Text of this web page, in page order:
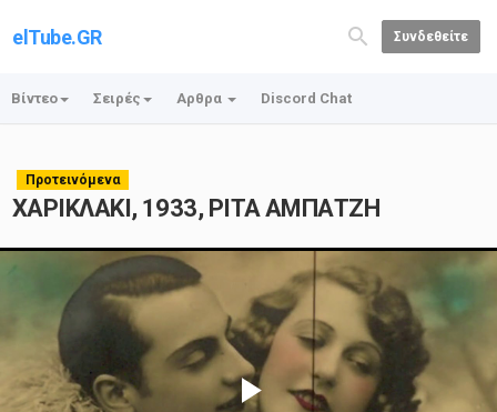
elTube.GR Συνδεθείτε
Βίντεο Σειρές Αρθρα Discord Chat
Προτεινόμενα
ΧΑΡΙΚΛΑΚΙ, 1933, ΡΙΤΑ ΑΜΠΑΤΖΗ